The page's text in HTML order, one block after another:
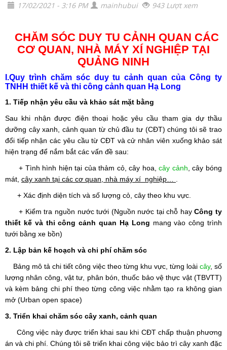
17/02/2021 - 3:16 PM mainhubui 943 Lượt xem
CHĂM SÓC DUY TU CẢNH QUAN CÁC
CƠ QUAN, NHÀ MÁY XÍ NGHIỆP TẠI
QUẢNG NINH
I.Quy trình chăm sóc duy tu cảnh quan của Công ty
TNHH thiết kế và thi công cảnh quan Hạ Long
1. Tiếp nhận yêu cầu và khảo sát mặt bằng
Sau khi nhận được điện thoại hoặc yêu cầu tham gia dự thầu
dưỡng cây xanh, cảnh quan từ chủ đầu tư (CĐT) chúng tôi sẽ trao
đổi tiếp nhận các yêu cầu từ CĐT và cử nhân viên xuống khảo sát
hiện trạng để nắm bắt các vấn đề sau:
+ Tình hình hiện tại của thảm cỏ, cây hoa,cây cảnh , cây bóng
mát, cây xanh tại các cơ quan, nhà máy xí nghiệp…
+ Xác định diện tích và số lượng cỏ, cây theo khu vực.
+ Kiểm tra nguồn nước tưới (Nguồn nước tại chỗ hayCông ty
thiết kế và thi công cảnh quan Hạ Long mang vào công trình
tưới bằng xe bồn)
2. Lập bản kế hoạch và chi phí chăm sóc
Bảng mô tả chi tiết công việc theo từng khu vực, từng loài cây, số
lượng nhân công, vật tư, phân bón, thuốc bảo vệ thực vật (TBVTT)
và kèm bảng chi phí theo từng công việc nhằm tạo ra không gian
mở (Urban open space)
3. Triển khai chăm sóc cây xanh, cảnh quan
Công việc này được triển khai sau khi CĐT chấp thuận phương
án và chi phí. Chúng tôi sẽ triển khai công việc bảo trì cây xanh đặc